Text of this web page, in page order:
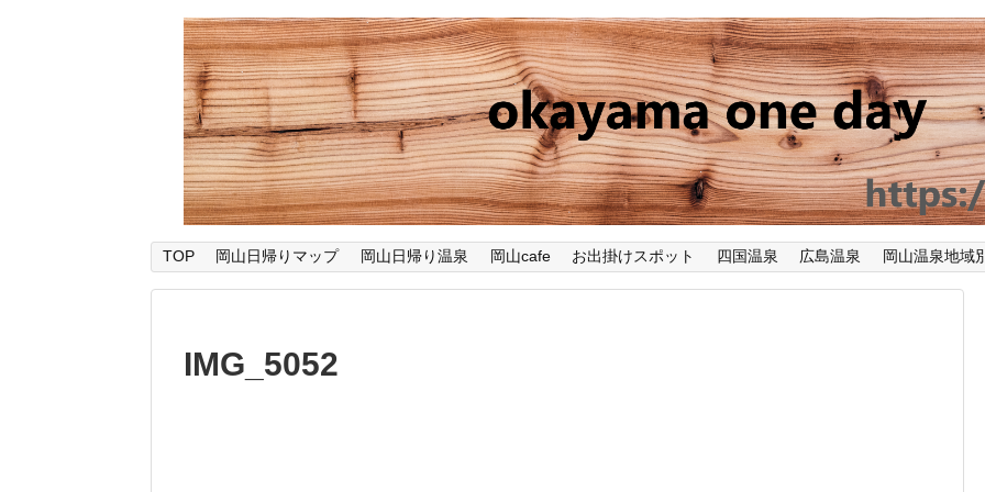
TOP 岡山日帰りマップ 岡山日帰り温泉 岡山cafe お出掛けスポット 四国温泉 広島温泉 岡山温泉地域
IMG_5052